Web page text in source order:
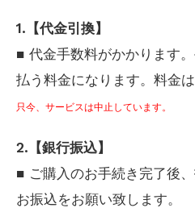
1.【代金引換】
■ 代金手数料がかかります
払う料金になります。料金
只今、サービスは中止しています。
2.【銀行振込】
■ ご購入のお手続き完了後
お振込をお願い致します。